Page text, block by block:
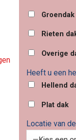
Rieten
Overige
Heeft u een
Hellend
Plat dak
Locatie van